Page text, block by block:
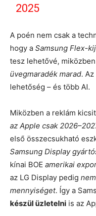
2025
A poén nem csak a
hogy a Samsung Flex-
tesz lehetővé,
üvegmaradék marad.
lehetőség – és több AI.
Miközben a reklám
az Apple csak
első összecsukható
Samsung Display
kínai BOE amerikai
az LG Display pedig
mennyiséget. Így a
készül üzletelni is az